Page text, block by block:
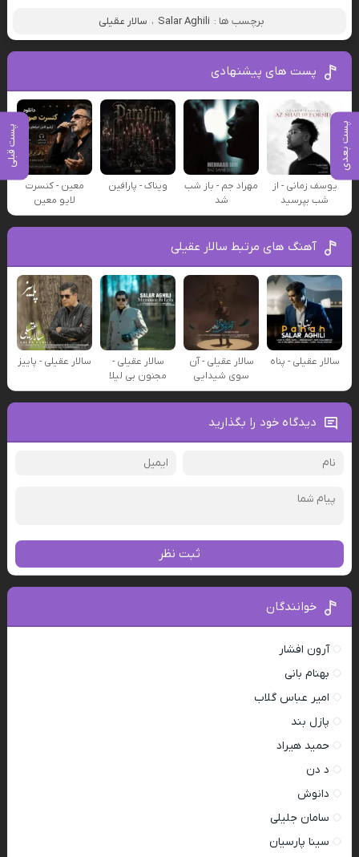
پست بعدی پست قبلی
برچسب ها : Salar Aghili ، سالار عقیلی
پست های پیشنهادی
یوسف زمانی - از
شب بپرسید
مهراد جم - باز شب
شد
ویناک - پارافین
معین - کنسرت
لایو معین
آهنگ های مرتبط سالار عقیلی
سالار عقیلی - پناه
سالار عقیلی - آن
سوی شیدایی
سالار عقیلی -
مجنون بی لیلا
سالار عقیلی - پاییز
دیدگاه خود را بگذارید
ثبت نظر
خوانندگان
آرون افشار
بهنام بانی
امیر عباس گلاب
پازل بند
حمید هیراد
د دن
دانوش
سامان جلیلی
سینا پارسیان